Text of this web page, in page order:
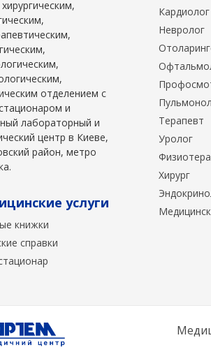
отделением с
и
лабораторный и
центр в Киеве,
район, метро
услуги
книжки
справки
Кардиолог
Невролог
Терапевт
Уролог
Хирург